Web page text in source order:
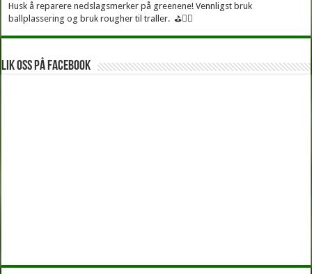
Husk å reparere nedslagsmerker på greenene! Vennligst bruk
ballplassering og bruk rougher til traller. ⛳🏌️‍♂
Lik oss på facebook